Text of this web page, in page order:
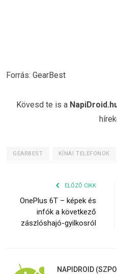
Forrás: GearBest
Kövesd te is a
GEARBEST KÍNAI TELEFONOK
ELŐZŐ CIKK
OnePlus 6T – képek és
infók a következő
zászlóshajó-gyilkosról
NAPIDROID